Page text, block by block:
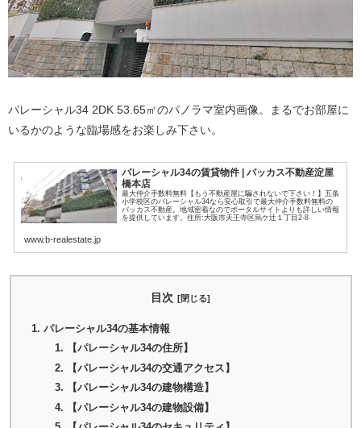
パレーシャル34 2DK 53.65㎡のパノラマ室内画像。まるでお部屋に
いるかのような臨場感をお楽しみ下さい。
パレーシャル34の賃貸物件 | バッカス不動産淀屋
橋本店
最大仲介手数料無料【もう不動産屋に騙されないで下さい！】五条
小学校区のパレーシャル34なら安心取引で最大仲介手数料無料の
バッカス不動産。地域密着なのでポータルサイトよりも詳しい情報
を提供しています。住所:大阪市天王寺区烏ケ辻１丁目2-8
www.b-realestate.jp
目次
パレーシャル34の基本情報
【パレーシャル34の住所】
【パレーシャル34の交通アクセス】
【パレーシャル34の建物構造】
【パレーシャル34の建物設備】